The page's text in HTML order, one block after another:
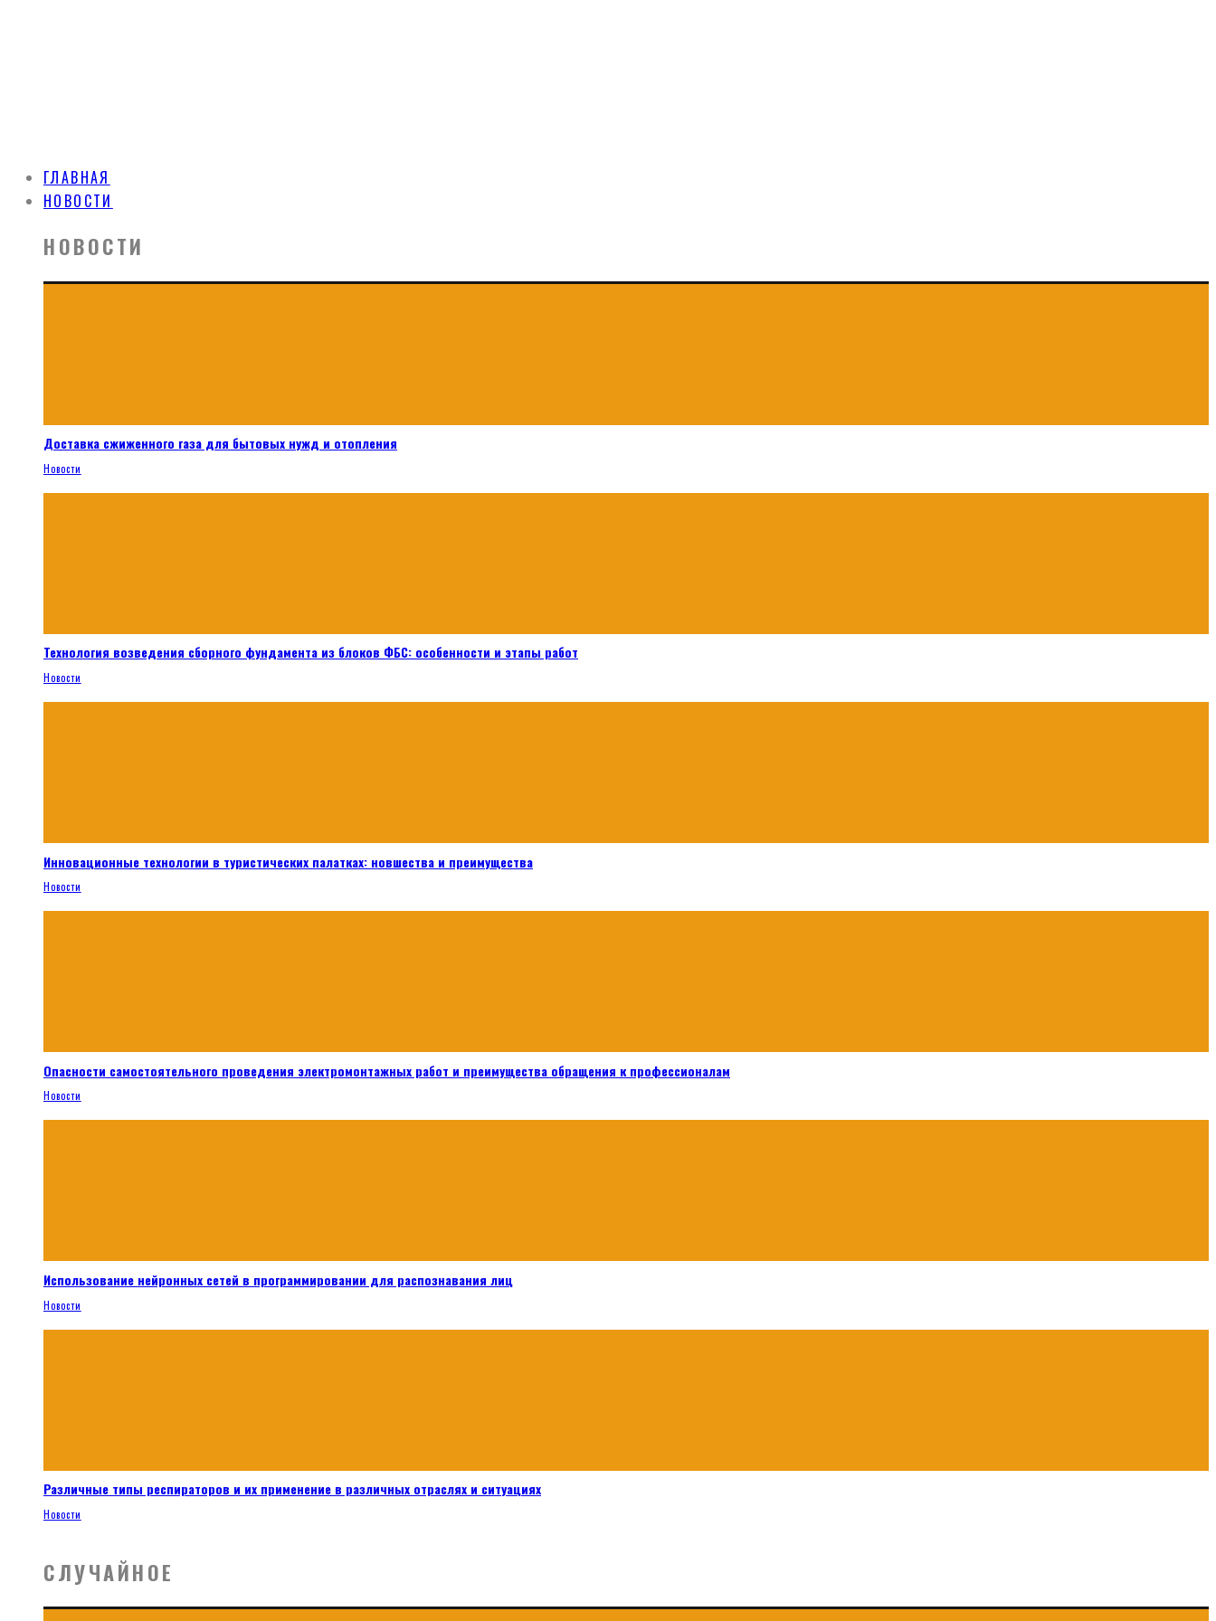
ГЛАВНАЯ
НОВОСТИ
НОВОСТИ
Доставка сжиженного газа для бытовых нужд и отопления
Новости
Технология возведения сборного фундамента из блоков ФБС: особенности и этапы работ
Новости
Инновационные технологии в туристических палатках: новшества и преимущества
Новости
Опасности самостоятельного проведения электромонтажных работ и преимущества обращения к профессионалам
Новости
Использование нейронных сетей в программировании для распознавания лиц
Новости
Различные типы респираторов и их применение в различных отраслях и ситуациях
Новости
СЛУЧАЙНОЕ